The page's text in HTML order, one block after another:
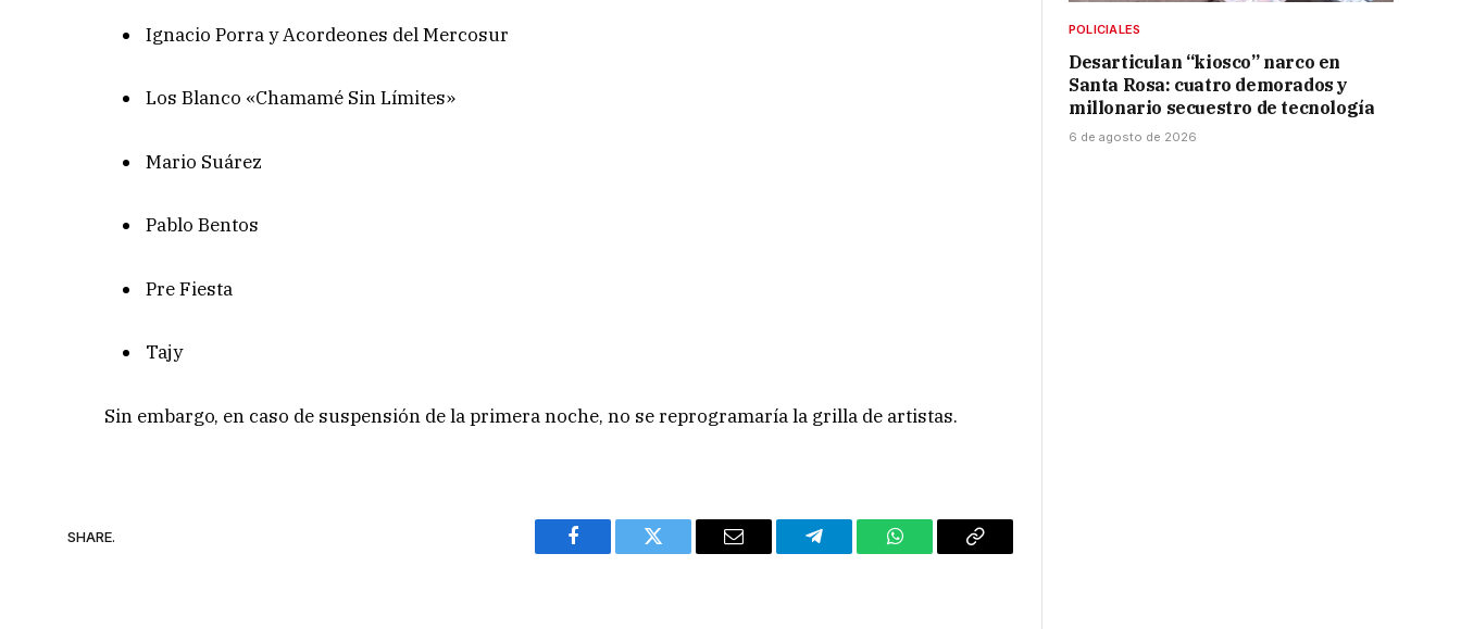
Ignacio Porra y Acordeones del Mercosur
Los Blanco «Chamamé Sin Límites»
Mario Suárez
Pablo Bentos
Pre Fiesta
Tajy
Sin embargo, en caso de suspensión de la primera noche, no se reprogramaría la grilla de artistas.
SHARE.
Facebook Twitter Email Telegram WhatsAppCopy
POLICIALES
Desarticulan “kiosco” narco en
Santa Rosa: cuatro demorados y
millonario secuestro de tecnología
6 de agosto de 2026